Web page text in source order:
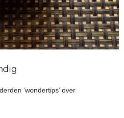
‘wondertips’ over